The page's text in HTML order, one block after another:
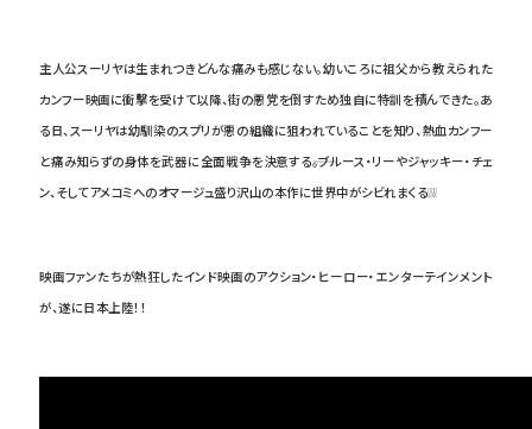
主人公スーリヤは生まれつきどんな痛みも感じない。幼いころに祖父から教えられた
カンフー映画に衝撃を受けて以降、街の悪党を倒すため独自に特訓を積んできた。あ
る日、スーリヤは幼馴染のスプリが悪の組織に狙われていることを知り、熱血カンフー
と痛み知らずの身体を武器に全面戦争を決意する――。ブルース・リーやジャッキー・チェ
ン、そしてアメコミへのオマージュ盛り沢山の本作に世界中がシビれまくる❕❕❕
映画ファンたちが熱狂したインド映画のアクション・ヒーロー・エンターテインメント
が、遂に日本上陸！！